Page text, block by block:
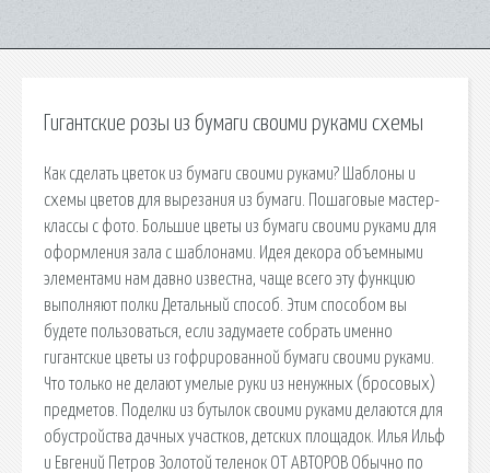
Гигантские розы из бумаги своими руками схемы
Как сделать цветок из бумаги своими руками? Шаблоны и
схемы цветов для вырезания из бумаги. Пошаговые мастер-
классы с фото. Большие цветы из бумаги своими руками для
оформления зала с шаблонами. Идея декора объемными
элементами нам давно известна, чаще всего эту функцию
выполняют полки Детальный способ. Этим способом вы
будете пользоваться, если задумаете собрать именно
гигантские цветы из гофрированной бумаги своими руками.
Что только не делают умелые руки из ненужных (бросовых)
предметов. Поделки из бутылок своими руками делаются для
обустройства дачных участков, детских площадок. Илья Ильф
и Евгений Петров Золотой теленок ОТ АВТОРОВ Обычно по